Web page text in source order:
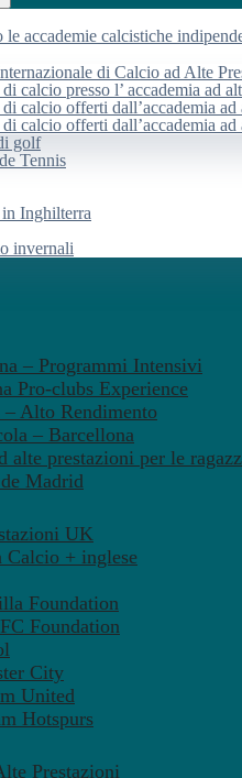
le accademie calcistiche
di Calcio ad Alte
calcio presso l’ accademia ad
calcio offerti dall’accademia
calcio offerti dall’accademia ad
golf
Tennis
Inghilterra
invernali
– Programmi Intensivi
Pro-clubs Experience
– Alto Rendimento
– Barcellona
alte prestazioni per le
Madrid
UK
Calcio + inglese
Foundation
Foundation
City
United
Hotspurs
Prestazioni